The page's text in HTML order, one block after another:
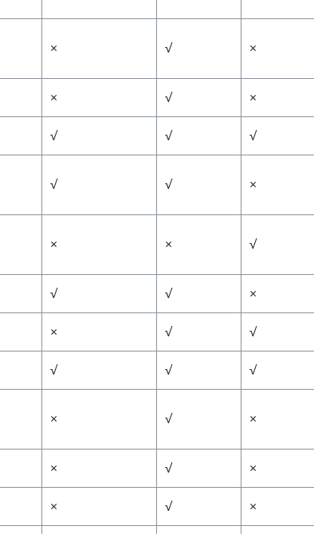
× √ ×
× √ ×
√ √ √
√ √ ×
× × √
√ √ ×
× √ √
√ √ √
× √ ×
× √ ×
× √ ×